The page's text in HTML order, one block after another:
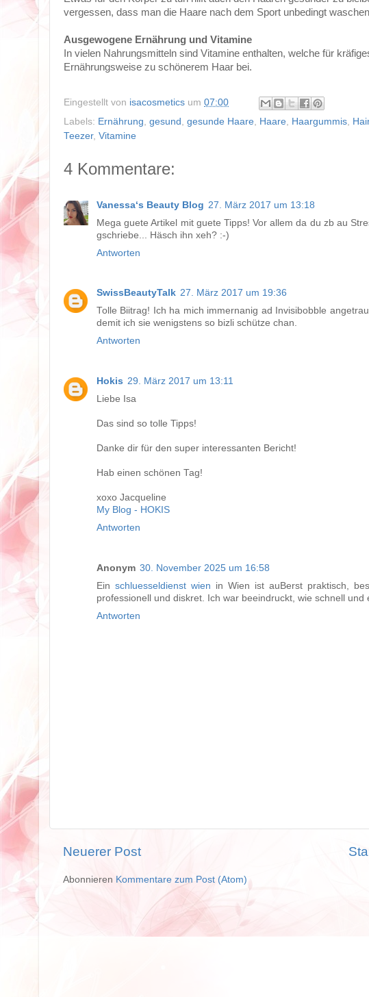
vergessen, dass man die Haare nach dem Sport unbedingt
Ausgewogene Ernährung und Vitamine
In vielen Nahrungsmitteln sind Vitamine enthalten, welche für
Ernährungsweise zu schönerem Haar bei.
Eingestellt von isacosmetics um 07:00
Labels: Ernährung, gesund , gesunde Haare, Haare, Haargummis, Hair
Teezer, Vitamine
4 Kommentare:
Vanessa‘s Beauty Blog 27. März 2017 um 13:18
Mega guete Artikel mit guete Tipps! Vor allem da du zb au
gschriebe... Häsch ihn xeh? :-)
Antworten
SwissBeautyTalk 27. März 2017 um 19:36
Tolle Biitrag! Ich ha mich immernanig ad Invisibobble
demit ich sie wenigstens so bizli schütze chan.
Antworten
Hokis 29. März 2017 um 13:11
Liebe Isa
Das sind so tolle Tipps!
Danke dir für den super interessanten Bericht!
Hab einen schönen Tag!
xoxo Jacqueline
My Blog - HOKIS
Antworten
Anonym 30. November 2025 um 16:58
Ein schluesseldienst wien in Wien ist auBerst praktisch,
professionell und diskret. Ich war beeindruckt, wie schnell und
Antworten
Neuerer Post
Abonnieren Kommentare zum Post (Atom)